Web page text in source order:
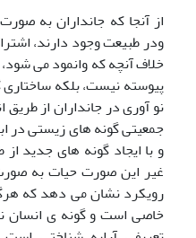
از آنجا که جانداران به
ودر طبیعت وجود دارند،
خلاف آنچه که وانمود می
پیوسته نیست، بلکه
نو آوری در جانداران از
جمعیتی گونه های زیستی در
و با ایجاد گونه های جدید
غیر این صورت حیات به
رویکرد نشان می دهد که
خاصی است و گونه ی انسان